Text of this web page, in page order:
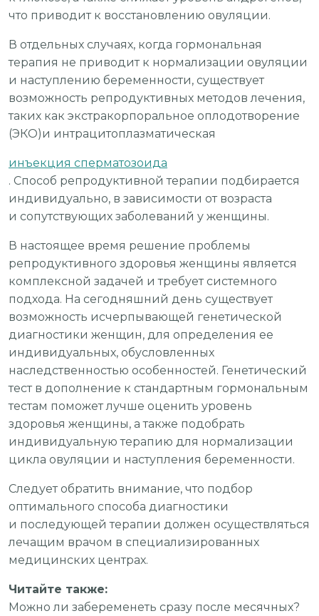
что приводит к восстановлению овуляции.
В отдельных случаях, когда гормональная
терапия не приводит к нормализации овуляции
и наступлению беременности, существует
возможность репродуктивных методов лечения,
таких как экстракорпоральное оплодотворение
(ЭКО)и интрацитоплазматическая
инъекция сперматозоида
. Способ репродуктивной терапии подбирается
индивидуально, в зависимости от возраста
и сопутствующих заболеваний у женщины.
В настоящее время решение проблемы
репродуктивного здоровья женщины является
комплексной задачей и требует системного
подхода. На сегодняшний день существует
возможность исчерпывающей генетической
диагностики женщин, для определения ее
индивидуальных, обусловленных
наследственностью особенностей. Генетический
тест в дополнение к стандартным гормональным
тестам поможет лучше оценить уровень
здоровья женщины, а также подобрать
индивидуальную терапию для нормализации
цикла овуляции и наступления беременности.
Следует обратить внимание, что подбор
оптимального способа диагностики
и последующей терапии должен осуществляться
лечащим врачом в специализированных
медицинских центрах.
Читайте также:
Можно ли забеременеть сразу после месячных?